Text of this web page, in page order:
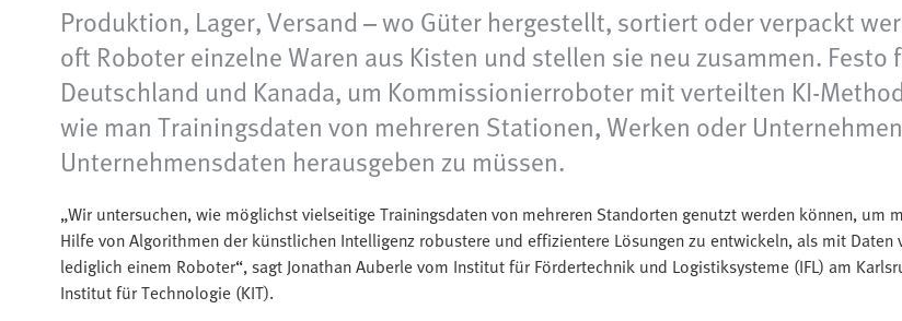
Produktion, Lager, Versand – wo Güter hergestellt, sortiert oder verpackt
oft Roboter einzelne Waren aus Kisten und stellen sie neu zusammen.
Deutschland und Kanada, um Kommissionierroboter mit verteilten KI-
wie man Trainingsdaten von mehreren Stationen, Werken oder
Unternehmensdaten herausgeben zu müssen.
„Wir untersuchen, wie möglichst vielseitige Trainingsdaten von mehreren Standorten genutzt werden können, um
Hilfe von Algorithmen der künstlichen Intelligenz robustere und effizientere Lösungen zu entwickeln, als mit Daten
lediglich einem Roboter“, sagt Jonathan Auberle vom Institut für Fördertechnik und Logistiksysteme (IFL) am
Institut für Technologie (KIT).